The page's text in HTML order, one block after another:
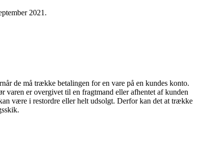
2021.
de må trække betalingen for en vare på en kundes konto.
er overgivet til en fragtmand eller afhentet af kunden
være i restordre eller helt udsolgt. Derfor kan det at trække